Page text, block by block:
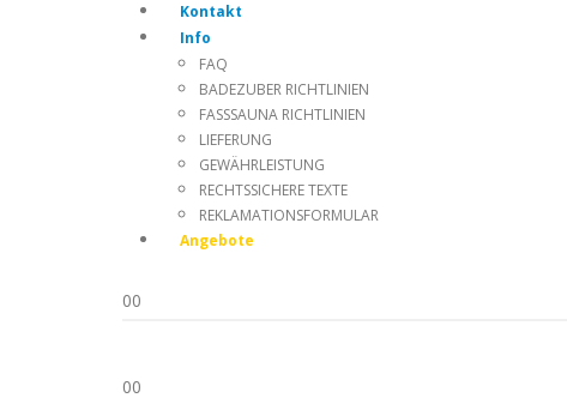
Kontakt
Info
FAQ
BADEZUBER RICHTLINIEN
FASSSAUNA RICHTLINIEN
LIEFERUNG
GEWÄHRLEISTUNG
RECHTSSICHERE TEXTE
REKLAMATIONSFORMULAR
Angebote
00
00